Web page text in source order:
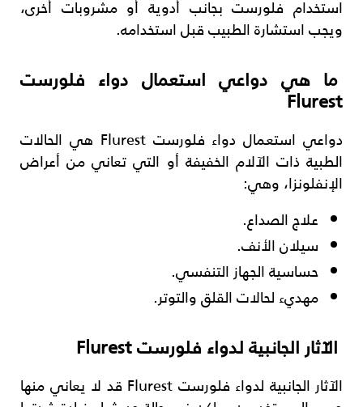
استخدام فلورست بجانب أدوية أو مشروبات أخرى،
ويجب استشارة الطبيب قبل استخدامه.
ما هي دواعي استعمال دواء فلورست
Flurest
دواعي استعمال دواء فلورست Flurest هي الحالات
الطبية ذات الآلام الخفيفة أو التي تعاني من أعراض
الإنفلونزا، وهي:
علاج الصداع.
سيلان الأنف.
حساسية الجهاز التنفسي.
مهديء لحالات القلق والتوتر.
الآثار الجانبية لدواء فلورست Flurest
الآثار الجانبية لدواء فلورست Flurest قد لا يعاني منها